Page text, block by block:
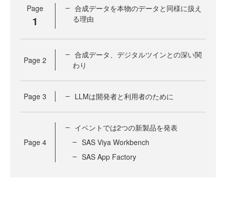
Page
1
合成データを本物のデータと同様に扱え
る理由
Page 2
合成データ、デジタルツインとの深い関
わり
Page 3 LLMは開発者と利用者のために
Page 4
イベントでは2つの新製品を発表
SAS Viya Workbench
SAS App Factory